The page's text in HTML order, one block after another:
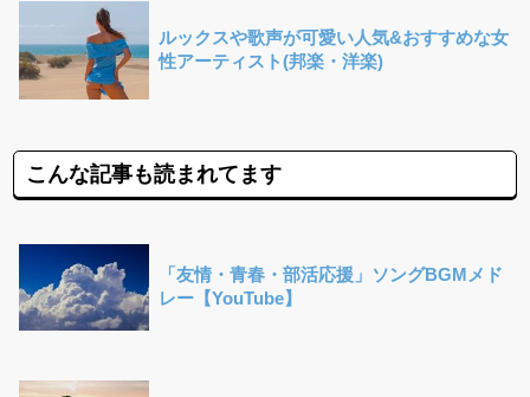
ルックスや歌声が可愛い人気&おすすめな女
性アーティスト(邦楽・洋楽)
こんな記事も読まれてます
「友情・青春・部活応援」ソングBGMメド
レー【YouTube】